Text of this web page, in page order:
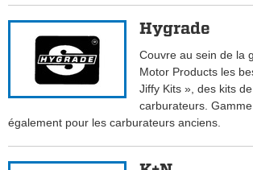
Hygrade
Couvre au sein de la
Motor Products les
Jiffy Kits », des kits
carburateurs.
également pour les carburateurs anciens.